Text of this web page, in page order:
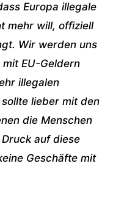
Europa illegale
mehr will, offiziell
Wir werden uns
EU-Geldern
illegalen
lieber mit den
die Menschen
auf diese
Geschäfte mit